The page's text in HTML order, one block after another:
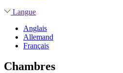
Langue
Anglais
Allemand
Français
Chambres